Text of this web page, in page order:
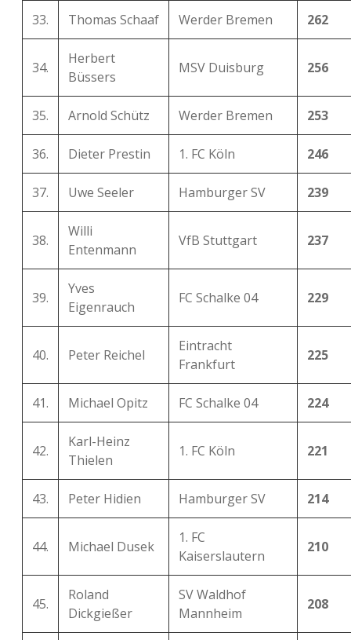
33. Thomas Schaaf Werder Bremen 262
34.
Herbert
Büssers
MSV Duisburg 256
35. Arnold Schütz Werder Bremen 253
36. Dieter Prestin 1. FC Köln 246
37. Uwe Seeler Hamburger SV 239
38.
Willi
Entenmann
VfB Stuttgart 237
39.
Yves
Eigenrauch
FC Schalke 04 229
40. Peter Reichel
Eintracht
Frankfurt
225
41. Michael Opitz FC Schalke 04 224
42.
Karl-Heinz
Thielen
1. FC Köln 221
43. Peter Hidien Hamburger SV 214
44. Michael Dusek
1. FC
Kaiserslautern
210
45.
Roland
Dickgießer
SV Waldhof
Mannheim
208